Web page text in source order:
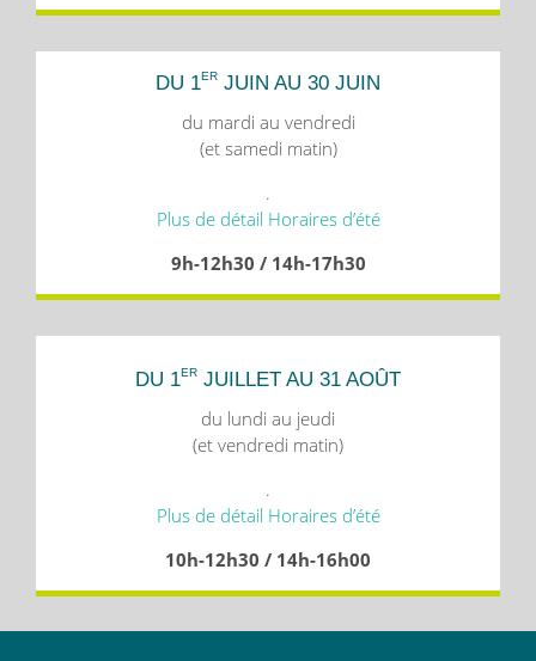
DU 1ER JUIN AU 30 JUIN
du mardi au vendredi
(et samedi matin)
.
Plus de détail Horaires d’été
9h-12h30 / 14h-17h30
DU 1ER JUILLET AU 31 AOÛT
du lundi au jeudi
(et vendredi matin)
.
Plus de détail Horaires d’été
10h-12h30 / 14h-16h00